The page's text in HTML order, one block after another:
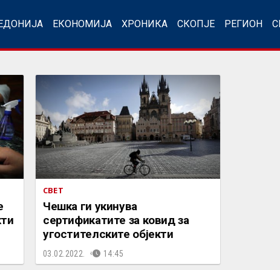
ЕКОНОМИЈА ХРОНИКА СКОПЈЕ РЕГИОН
СВЕТ
Чешка ги укинува
сертификатите за ковид за
угостителските објекти
03.02.2022. 14:45